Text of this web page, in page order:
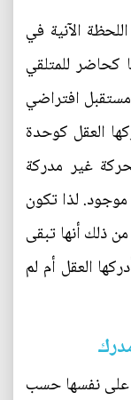
الآنية في
كحاضر للمتلقي
افتراضي
العقل كوحدة
غير مدركة
لذا تكون
ذلك أنها تبقى
العقل أم لم
على نفسها حسب